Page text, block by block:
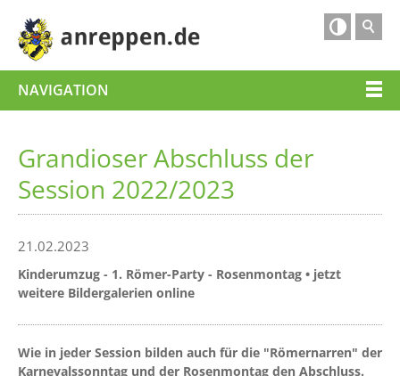

NAVIGATION
Grandioser Abschluss der
Session 2022/2023
21.02.2023
Kinderumzug - 1. Römer-Party - Rosenmontag • jetzt
weitere Bildergalerien online
Wie in jeder Session bilden auch für die "Römernarren" der
Karnevalssonntag und der Rosenmontag den Abschluss.